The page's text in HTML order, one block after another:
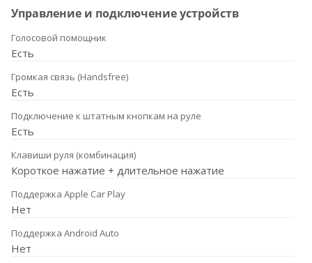
Управление и подключение устройств
Голосовой помощник
Есть
Громкая связь (Handsfree)
Есть
Подключение к штатным кнопкам на руле
Есть
Клавиши руля (комбинация)
Короткое нажатие + длительное нажатие
Поддержка Apple Car Play
Нет
Поддержка Android Auto
Нет